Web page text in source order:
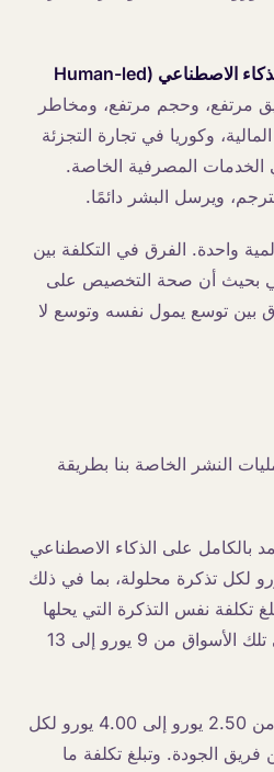
بقيادة بشرية مع مساعدة الذكاء الاصطناعي (Human-led
مرتفع، وحجم مرتفع، ومخاطر
وكوريا في تجارة التجزئة
الخدمات المصرفية الخاصة.
ويرسل البشر دائمًا.
واحدة. الفرق في التكلفة بين
بحيث أن صحة التخصيص على
توسع يمول نفسه وتوسع لا
النشر الخاصة بنا بطريقة
بالكامل على الذكاء الاصطناعي
يورو إلى 2.50 يورو لكل تذكرة محلولة، بما في ذلك
تكلفة نفس التذكرة التي يحلها
إنسان يتحدث اللغة الأم في تلك الأسواق من 9 يورو إلى 13
تبلغ تكلفة الأسواق الهجينة من 2.50 يورو إلى 4.00 يورو لكل
الجودة. وتبلغ تكلفة ما